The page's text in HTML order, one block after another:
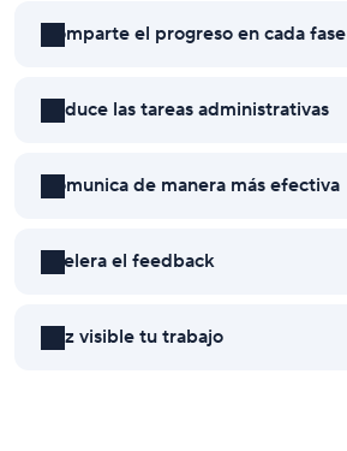
Comparte el progreso en cada fase
Reduce las tareas administrativas
Comunica de manera más efectiva
Acelera el feedback
Haz visible tu trabajo